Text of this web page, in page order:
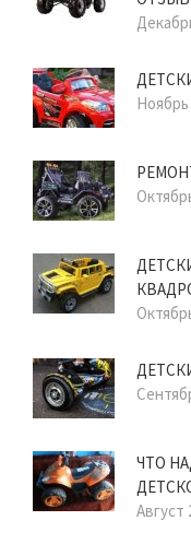
Ноябрь
ЧТО
Август